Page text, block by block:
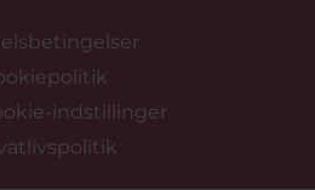
indstillinger